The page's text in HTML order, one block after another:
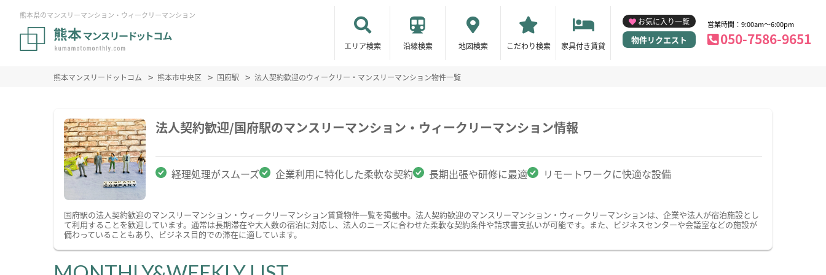
熊本県のマンスリーマンション・ウィークリーマンション
エリア検索 沿線検索 地図検索 こだわり検索 家具付き賃貸
お気に入り一覧
物件リクエスト
営業時間：9:00am～6:00pm
050-7586-9651
熊本マンスリードットコム 熊本市中央区 国府駅 法人契約歓迎のウィークリー・マンスリーマンション物件一覧
法人契約歓迎/国府駅のマンスリーマンション・ウィークリーマンション情報
経理処理がスムーズ 企業利用に特化した柔軟な契約 長期出張や研修に最適 リモートワークに快適な設備
国府駅の法人契約歓迎のマンスリーマンション・ウィークリーマンション賃貸物件一覧を掲載中。法人契約歓迎のマンスリーマンション・ウィークリーマンションは、企業や法人が宿泊施設とし
て利用することを歓迎しています。通常は長期滞在や大人数の宿泊に対応し、法人のニーズに合わせた柔軟な契約条件や請求書支払いが可能です。また、ビジネスセンターや会議室などの施設が
備わっていることもあり、ビジネス目的での滞在に適しています。